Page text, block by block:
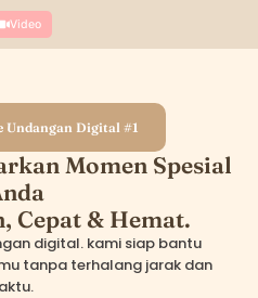
Video
Undangan Digital #1
Momen Spesial
Cepat & Hemat.
digital. kami siap bantu
tanpa terhalang jarak dan